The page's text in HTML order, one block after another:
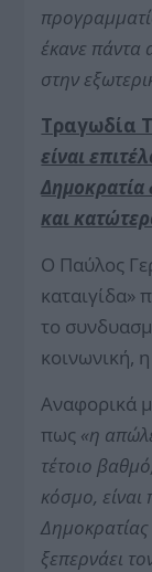
έκανε πάντα
στην
Τραγωδία
είναι
και
Ο Παύλος
καταιγίδα»
το
κοινωνική,
Αναφορικά
πως «η
τέτοιο
κόσμο, είναι
ξεπερνάει